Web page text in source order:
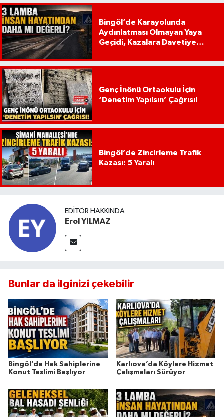
Bingöl’de Karayolunda
Aydınlatması Olmayan Yaya
Geçidi, Kazalara Davetiye
Genç İnönü Ortaokulu İçin
‘Denetim Yapılsın’ Çağrısı!
Bingöl’de Zincirleme Trafik
Kazası: 5 Yaralı
EDITÖR HAKKINDA
Erol YILMAZ
Bunlar da ilginizi çekebilir
Bingöl’de Hak Sahiplerine
Konut Teslimi Başlıyor
Karlıova’da Köylere Hizmet
Çalışmaları Sürüyor